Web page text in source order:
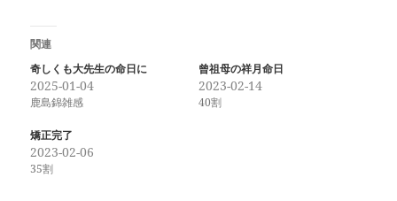
関連
奇しくも大先生の命日に
2025-01-04
鹿島錦雑感
曾祖母の祥月命日
2023-02-14
40割
矯正完了
2023-02-06
35割